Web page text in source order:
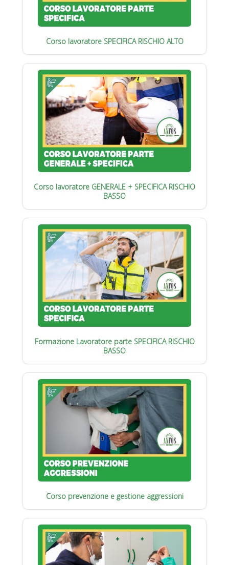
Corso lavoratore SPECIFICA RISCHIO ALTO
Corso lavoratore GENERALE + SPECIFICA RISCHIO
BASSO
Formazione Lavoratore parte SPECIFICA RISCHIO
BASSO
Corso prevenzione e gestione aggressioni